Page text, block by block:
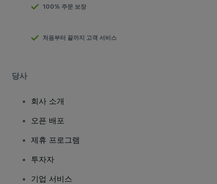
100% 주문 보장
처음부터 끝까지 고객 서비스
당사
회사 소개
오픈 배포
제휴 프로그램
투자자
기업 서비스